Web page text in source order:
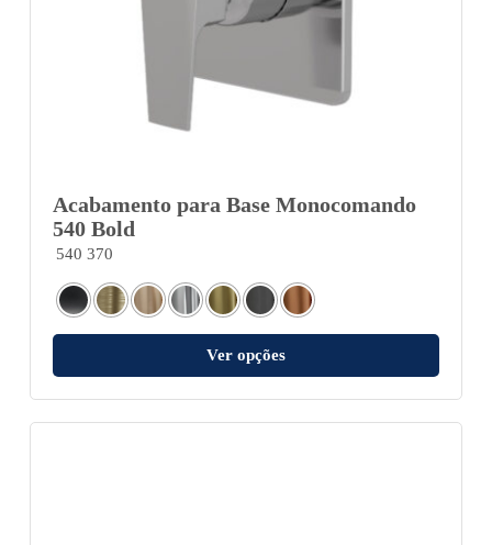
Acabamento para Base Monocomando
540 Bold
540 370
Ver opções